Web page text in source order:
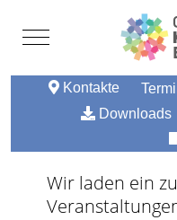
Mobile Menu Toggle
Kontakte
Downloads
Wir laden ein